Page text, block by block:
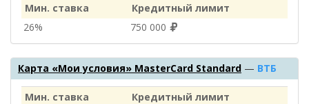
Мин. ставка
Кредитный лимит
26%
750 000
Карта «Мои условия» MasterCard Standard — ВТБ
Мин. ставка
Кредитный лимит